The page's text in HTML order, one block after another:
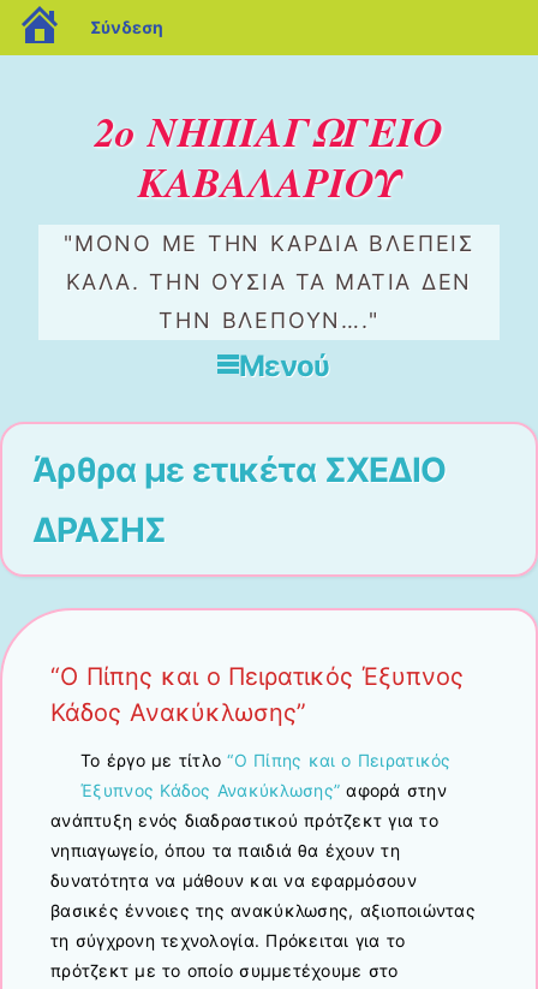
2ο ΝΗΠΙΑΓΩΓΕΙΟ
ΚΑΒΑΛΑΡΙΟΥ
"ΜΌΝΟ ΜΕ ΤΗΝ ΚΑΡΔΙΆ ΒΛΈΠΕΙΣ
ΚΑΛΆ. ΤΗΝ ΟΥΣΊΑ ΤΑ ΜΆΤΙΑ ΔΕΝ
ΤΗΝ ΒΛΈΠΟΥΝ…."
Μενού
Άρθρα με ετικέτα ΣΧΕΔΙΟ
ΔΡΑΣΗΣ
“Ο Πίπης και ο Πειρατικός Έξυπνος
Κάδος Ανακύκλωσης”
Το έργο με τίτλο“Ο Πίπης και ο Πειρατικός
Έξυπνος Κάδος Ανακύκλωσης” αφορά στην
ανάπτυξη ενός διαδραστικού πρότζεκτ για το
νηπιαγωγείο, όπου τα παιδιά θα έχουν τη
δυνατότητα να μάθουν και να εφαρμόσουν
βασικές έννοιες της ανακύκλωσης, αξιοποιώντας
τη σύγχρονη τεχνολογία. Πρόκειται για το
πρότζεκτ με το οποίο συμμετέχουμε στο
blogs.sch.gr
Σύνδεση